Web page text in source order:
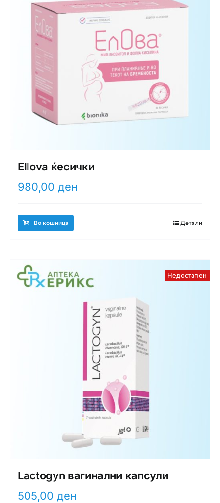
Ellova ќесички
980,00 ден
Во кошница Детали
Недостапен
Lactogyn вагинални капсули
505,00 ден